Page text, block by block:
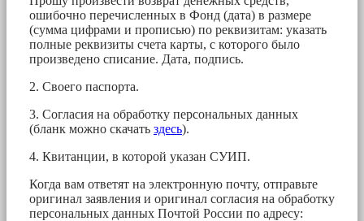
ошибочно перечисленных в Фонд (дата) в размере
(сумма цифрами и прописью) по реквизитам: указать
полные реквизиты счета карты, с которого было
произведено списание. Дата, подпись.
2. Своего паспорта.
3. Согласия на обработку персональных данных
(бланк можно скачать здесь).
4. Квитанции, в которой указан СУИП.
Когда вам ответят на электронную почту, отправьте
оригинал заявления и оригинал согласия на обработку
персональных данных Почтой России по адресу: